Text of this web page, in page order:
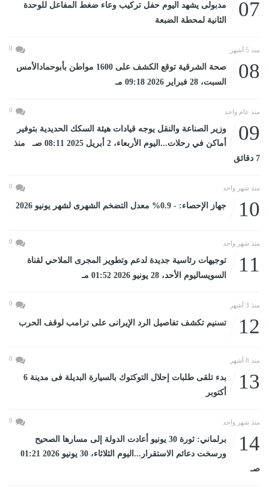
07
مدبولى يشهد اليوم حفل تركيب وعاء ضغط المفاعل للوحدة
الثانية لمحطة الضبعة
منذ 5 أشهر 0
08
صحة الشرقية توقع الكشف على 1600 مواطن بأبوحمادالأمس
السبت، 28 فبراير 2026 09:18 مـ
منذ عام واحد 0
09
وزير الصناعة والنقل يوجه قيادات هيئة السكك الحديدية بتوفير
أماكن في رحلات...اليوم الأربعاء، 2 أبريل 2025 08:11 صـ منذ
7 دقائق
منذ شهر واحد 0
10 جهاز الإحصاء: - 0.9% معدل التضخم الشهرى لشهر يونيو 2026
منذ شهر واحد 0
11
توجيهات رئاسية جديدة لدعم وتطوير المجرى الملاحي لقناة
السويساليوم الأحد، 28 يونيو 2026 01:52 مـ
منذ 3 أشهر 0
12 تسنيم تكشف تفاصيل الرد الإيرانى على ترامب لوقف الحرب
منذ 8 أشهر 0
13
بدء تلقى طلبات إحلال التوكتوك بالسيارة البديلة فى مدينة 6
أكتوبر
منذ شهر واحد 0
14
برلماني: ثورة 30 يونيو أعادت الدولة إلى مسارها الصحيح
ورسخت دعائم الاستقرار...اليوم الثلاثاء، 30 يونيو 2026 01:21
صـ